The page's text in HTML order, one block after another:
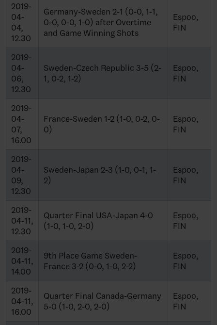
2019-
04-
04,
12.30
Germany-Sweden 2-1 (0-0, 1-1,
0-0, 0-0, 1-0) after Overtime
and Game Winning Shots
Espoo,
FIN
2019-
04-
06,
12.30
Sweden-Czech Republic 3-5 (2-
1, 0-2, 1-2)
Espoo,
FIN
2019-
04-
07,
16.00
France-Sweden 1-2 (1-0, 0-2, 0-
0)
Espoo,
FIN
2019-
04-
09,
12.30
Sweden-Japan 2-3 (1-0, 0-1, 1-
2)
Espoo,
FIN
2019-
04-11,
12.30
Quarter Final USA-Japan 4-0
(1-0, 1-0, 2-0)
Espoo,
FIN
2019-
04-11,
14.00
9th Place Game Sweden-
France 3-2 (0-0, 1-0, 2-2)
Espoo,
FIN
2019-
04-11,
16.00
Quarter Final Canada-Germany
5-0 (1-0, 2-0, 2-0)
Espoo,
FIN